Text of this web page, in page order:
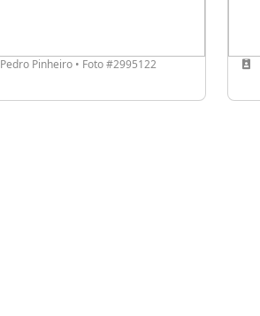
Pedro Pinheiro • Foto #2995122